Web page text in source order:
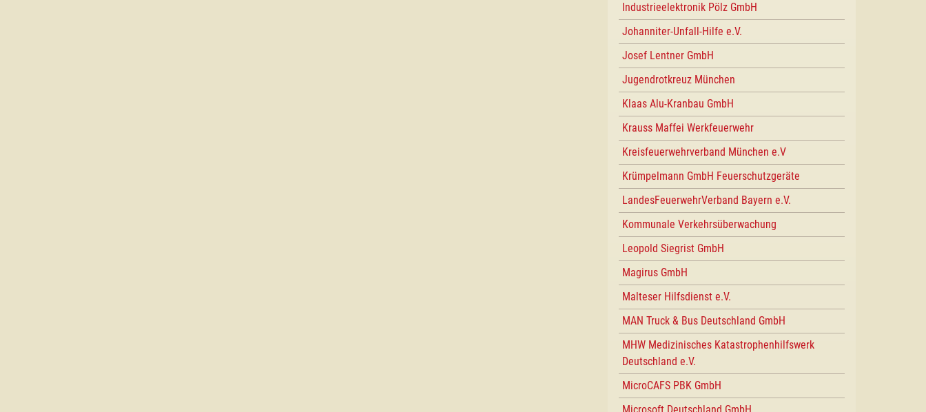
Industrieelektronik Pölz GmbH
Johanniter-Unfall-Hilfe e.V.
Josef Lentner GmbH
Jugendrotkreuz München
Klaas Alu-Kranbau GmbH
Krauss Maffei Werkfeuerwehr
Kreisfeuerwehrverband München e.V
Krümpelmann GmbH Feuerschutzgeräte
LandesFeuerwehrVerband Bayern e.V.
Kommunale Verkehrsüberwachung
Leopold Siegrist GmbH
Magirus GmbH
Malteser Hilfsdienst e.V.
MAN Truck & Bus Deutschland GmbH
MHW Medizinisches Katastrophenhilfswerk
Deutschland e.V.
MicroCAFS PBK GmbH